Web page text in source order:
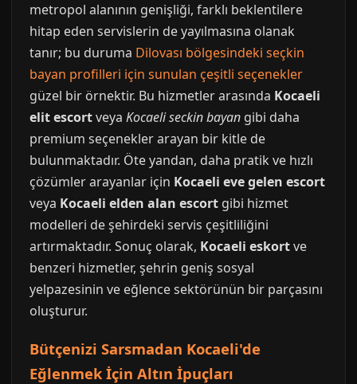
metropol alanının genişliği, farklı beklentilere
hitap eden servislerin de yayılmasına olanak
tanır; bu duruma Dilovası bölgesindeki seçkin
bayan profilleri için sunulan çeşitli seçenekler
güzel bir örnektir. Bu hizmetler arasında Kocaeli
elit escortveya Kocaeli seckin bayan gibi daha
premium seçenekler arayan bir kitle de
bulunmaktadır. Öte yandan, daha pratik ve hızlı
çözümler arayanlar için Kocaeli eve gelen escort
veya Kocaeli elden alan escort gibi hizmet
modelleri de şehirdeki servis çeşitliliğini
artırmaktadır. Sonuç olarak, Kocaeli eskortve
benzeri hizmetler, şehrin geniş sosyal
yelpazesinin ve eğlence sektörünün bir parçasını
oluşturur.
Bütçenizi Sarsmadan Kocaeli'de
Eğlenmek İçin Altın İpuçları